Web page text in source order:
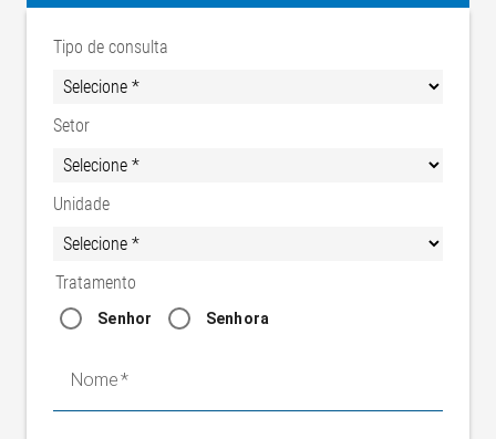
Tipo de consulta
Setor
Unidade
Tratamento
Senhor Senhora
Nome